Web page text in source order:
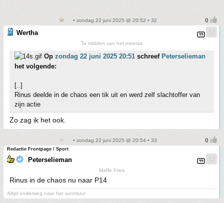
• zondag 22 juni 2025 @ 20:52 • 32
Wertha
Te midden van het moeras
Op zondag 22 juni 2025 20:51 schreef Peterselieman
het volgende:
[..]
Rinus deelde in de chaos een tik uit en werd zelf slachtoffer van
zijn actie
Zo zag ik het ook.
• zondag 22 juni 2025 @ 20:54 • 33
Redactie Frontpage / Sport
Peterselieman
Maffe Fries
Rinus in de chaos nu naar P14
Altijd onderweg naar het avontuur